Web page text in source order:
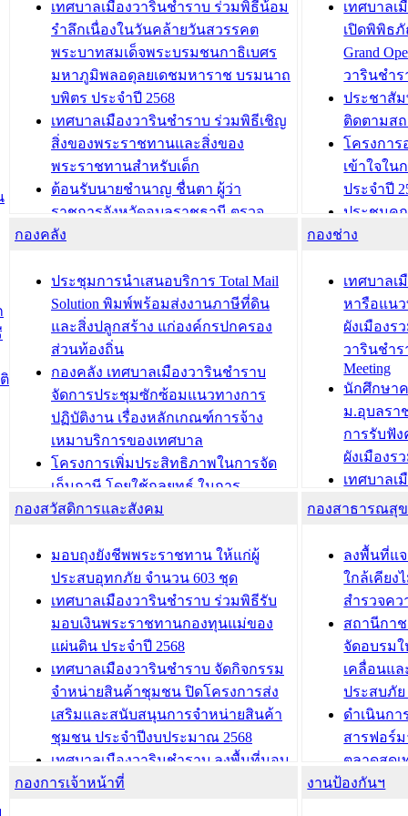
เทศบาลเมืองวารินชำราบ ร่วมพิธีน้อม
รำลึกเนื่องในวันคล้ายวันสวรรคต
พระบาทสมเด็จพระบรมชนกาธิเบศร
มหาภูมิพลอดุลยเดชมหาราช บรมนาถ
บพิตร ประจำปี 2568
เทศบาลเมืองวารินชำราบ ร่วมพิธีเชิญ
สิ่งของพระราชทานและสิ่งของ
พระราชทานสำหรับเด็ก
ต้อนรับนายชำนาญ ชื่นตา ผู้ว่า
ราชการจังหวัดอุบลราชธานี ตรวจ
ความเรียบร้อยของสถานที่ในการเตรี
องคมนตรี
สำนักทะเบียนท้องถิ่นเทศบาลเมือง
วารินชำราบ ดำเนินการมอบทะเบียน
บ้าน ทร.14 และบัตรประจำตัว
ประชาชนบุคคลประเภท 8 แก่บุคคลที่
ได้รับการเพิ่มชื่อในทะเบียนบ้าน
(ท.ร.14) กรณีคนไม่มีสัญชาติไทยได้รับ
อนุญาตให้มีถิ่นที่อยู่
ประชุมคณะกรรมการประเมินผลการ
ควบคุมภายในของ สำนัก/กอง/
โรงเรียน/ศูนย์พัฒนาเด็กเล็ก/สถานธนา
บทความ อื่นๆ ...
เทศบาลเ
เปิดพิพิธภั
Grand
วารินชำร
ประชาสัม
ติดตามส
โครงกา
เข้าใจใน
ประจำปี
ประชุมค
ความเสี่ย
ประชุมที
ชีวา สร้า
ขับเคลื่อน
“เมืองแห่
บทความ อื่นๆ ...
กองคลัง
ประชุมการนำเสนอบริการ Total Mail
Solution พิมพ์พร้อมส่งงานภาษีที่ดิน
และสิ่งปลูกสร้าง แก่องค์กรปกครอง
ส่วนท้องถิ่น
กองคลัง เทศบาลเมืองวารินชำราบ
จัดการประชุมซักซ้อมแนวทางการ
ปฏิบัติงาน เรื่องหลักเกณฑ์การจ้าง
เหมาบริการของเทศบาล
โครงการเพิ่มประสิทธิภาพในการจัด
เก็บภาษี โดยใช้กลยุทธ์ ในการ
พัฒนาการจัดเก็บรายได้ ประจำปี พ.ศ.
เทศบาลเมืองวารินชำราบ ร่วมการ
ประชุมวิชาการระดับนานาชาติและ
นิทรรศการด้านนวัตกรรมท้องถิ่น 2568
และรับรางวัลทีมนักวิจัยดีเด่นจาก
นวัตกรรมโครงการทะเบียนภาษีป้าย
ประชุมผู้เช่าอาคารพาณิชย์ บริเวณ
ถนนเกษมสุขและถนนประทุมเทพภักดี
บทความ อื่นๆ ...
กองช่าง
เทศบาลเ
หารือแน
ผังเมืองร
วารินชำร
Meeting
นักศึกษา
ม.อุบลรา
การรับฟั
ผังเมืองร
เทศบาลเ
โครงการ
เทศบาล
รับฟังคว
ผังเมือง
วารินชำ
เทศบาล
ซักซ้อมแ
ประโยช
บทความ อื่นๆ ...
กองสวัสดิการและสังคม
มอบถุงยังชีพพระราชทาน ให้แก่ผู้
ประสบอุทกภัย จำนวน 603 ชุด
เทศบาลเมืองวารินชำราบ ร่วมพิธีรับ
มอบเงินพระราชทานกองทุนแม่ของ
แผ่นดิน ประจำปี 2568
เทศบาลเมืองวารินชำราบ จัดกิจกรรม
จำหน่ายสินค้าชุมชน ปิดโครงการส่ง
เสริมและสนับสนุนการจำหน่ายสินค้า
ชุมชน ประจำปีงบประมาณ 2568
เทศบาลเมืองวารินชำราบ ลงพื้นที่มอบ
น้ำดื่มแก่ผู้พักอาศัย ณ ศูนย์พักพิง
กองสาธารณสุ
ลงพื้นที่แ
ใกล้เคียง
สำรวจค
สถานีกา
จัดอบรม
เคลื่อนแ
ประสบภั
ดำเนินกา
สารฟอร์
ตลาดสดเ
วารินชำร
กองการเจ้าหน้าที่ งานป้องกันฯ